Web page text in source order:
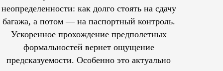
неопределенности: как долго стоять на сдачу
багажа, а потом — на паспортный контроль.
Ускоренное прохождение предполетных
формальностей вернет ощущение
предсказуемости. Особенно это актуально